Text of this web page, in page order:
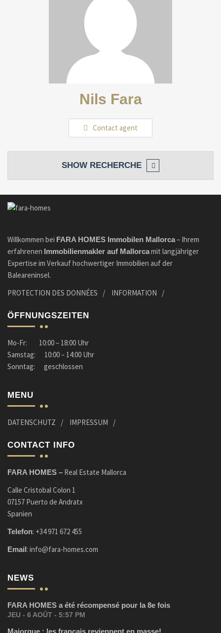
Nils Fara
Contact agent
SHOW RECHERCHE
Willkommen bei FARA HOMES Immobilen Mallorca– Ihrem
erfahrenen Immobilienmakler auf Mallorcamit langjähriger
Expertise im Verkauf hochwertiger Immobilien auf der
Baleareninsel.
PROTECTION DES DONNÉES
INFORMATION
ÖFFNUNGSZEITEN
Mo-Fr: 10:00 – 18:00 Uhr
Samstag: 10:00 – 14:00 Uhr
Sonntag: geschlossen
MENU
DATENSCHUTZ IMPRESSUM
CONTACT INFO
FARA HOMES – Real Estate Mallorca
Calle Cristobal Colon 1
07157 Puerto de Andratx
Spanien
Telefon: +34 971 672 455
Email: info@fara-homes.com
NEWS
FARA HOMES a été récompensé pour la 8e fois
JEU - 6 AOÛT - 5:57 PM
Majorque : les français reviennent en masse!